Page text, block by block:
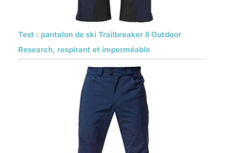
Test : pantalon de ski Trailbreaker II Outdoor
Research, respirant et imperméable